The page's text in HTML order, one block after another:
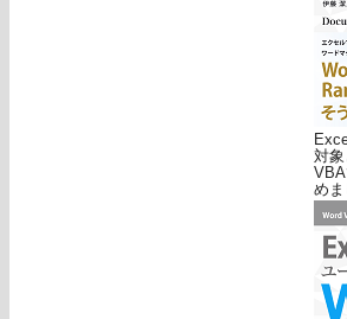
対
めま